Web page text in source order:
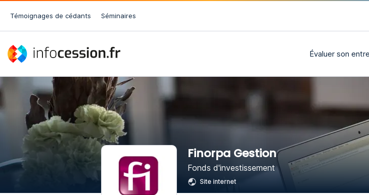
Témoignages de cédants Séminaires
Évaluer son
Finorpa Gestion
Fonds d'investissement
Site internet